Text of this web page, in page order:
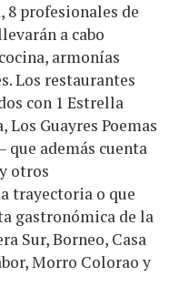
8 profesionales de
a cabo
armonías
Los restaurantes
con 1 Estrella
Guayres Poemas
que además cuenta
otros
trayectoria o que
gastronómica de la
Sur, Borneo, Casa
Morro Colorao y